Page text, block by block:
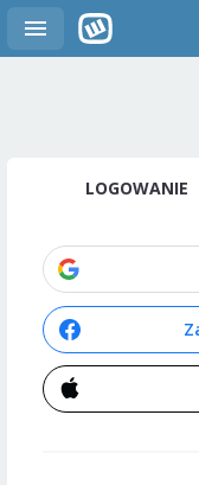
LOGOWANIE